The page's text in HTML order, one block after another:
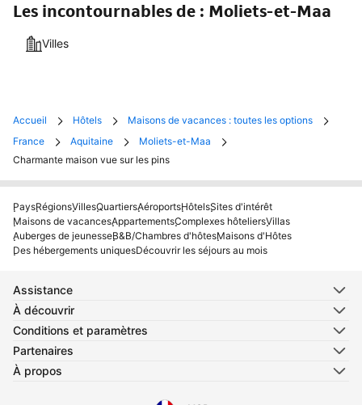
Les incontournables de : Moliets-et-Maa
Villes
Accueil Hôtels
Maisons de vacances : toutes les options
France
Aquitaine
Moliets-et-Maa
Charmante maison vue sur les pins
PaysRégionsVillesQuartiersAéroportsHôtelsSites d'intérêt
Maisons de vacancesAppartementsComplexes hôteliersVillas
Auberges de jeunesseB&B/Chambres d'hôtesMaisons d'Hôtes
Des hébergements uniquesDécouvrir les séjours au mois
Assistance
À découvrir
Conditions et paramètres
Partenaires
À propos